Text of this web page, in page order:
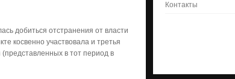
добиться отстранения от власти
косвенно участвовала и третья
в тот период в
Контакты